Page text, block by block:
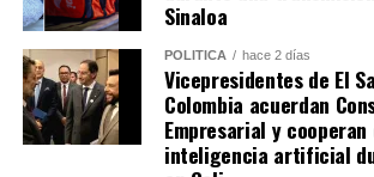
Como antecedente, recordaron que una
clandestina en un ducto de Pemex
explosión en 2019, en el estado de
saldo de 137 personas fallecidas.
Sinaloa
POLÍTICA hace 2 días
Vicepresidentes de El
Colombia acuerdan
Empresarial y
inteligencia artificial